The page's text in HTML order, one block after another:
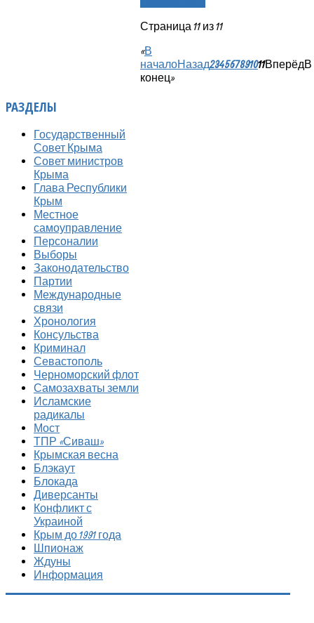
Страница 11 из 11
«В
началоНазад234567891011ВперёдВ
конец»
РАЗДЕЛЫ
Государственный
Совет Крыма
Совет министров
Крыма
Глава Республики
Крым
Местное
самоуправление
Персоналии
Выборы
Законодательство
Партии
Международные
связи
Хронология
Консульства
Криминал
Севастополь
Черноморский флот
Самозахваты земли
Исламские
радикалы
Мост
ТПР «Сиваш»
Крымская весна
Блэкаут
Блокада
Диверсанты
Конфликт с
Украиной
Крым до 1991 года
Шпионаж
Ждуны
Информация